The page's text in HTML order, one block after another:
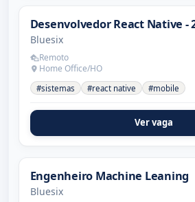
Desenvolvedor React Native -
Bluesix
Remoto
Home Office/HO
#sistemas #react native #mobile
Ver vaga
Engenheiro Machine Leaning
Bluesix